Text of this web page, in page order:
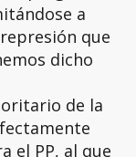
a
que
dicho
de la
el PP, al que